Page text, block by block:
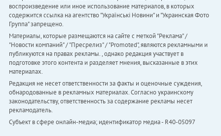
воспроизведение или иное использование материалов, в которых
содержится ссылка на агентство "Українськi Новини" и "Украинская Фото
Группа" запрещено.
Материалы, которые размещаются на сайте с меткой "Реклама" /
"Новости компаний" / "Пресрелиз" / "Promoted", являются рекламными и
публикуются на правах рекламы. , однако редакция участвует в
подготовке этого контента и разделяет мнения, высказанные в этих
материалах.
Редакция не несет ответственности за факты и оценочные суждения,
обнародованные в рекламных материалах. Согласно украинскому
законодательству, ответственность за содержание рекламы несет
рекламодатель.
Субъект в сфере онлайн-медиа; идентификатор медиа - R40-05097